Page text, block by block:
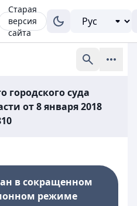
Старая
версия
сайта
городского суда
от 8 января 2018
в сокращенном
режиме